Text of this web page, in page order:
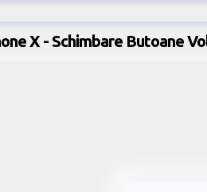
X - Schimbare Butoane